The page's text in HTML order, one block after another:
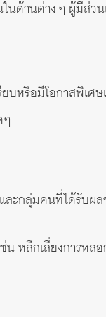
ด้านต่าง ๆ ผู้มีส่วน
บหรือมีโอกาสพิเศ
ะกลุ่มคนที่ได้รับผ
หลีกเลี่ยงการหลอ